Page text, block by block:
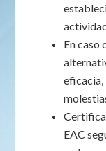
En caso
eficacia,
EAC